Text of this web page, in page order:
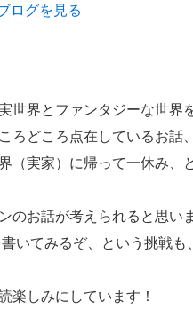
ログを見る
世界とファンタジーな世
ろどころ点在しているお
（実家）に帰って一休み、
のお話が考えられると思
いてみるぞ、という挑戦
楽しみにしています！